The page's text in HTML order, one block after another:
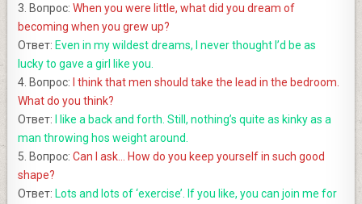
3. Вопрос:When you were little, what did you dream of
becoming when you grew up?
Ответ:Even in my wildest dreams, I never thought I’d be as
lucky to gave a girl like you.
4. Вопрос:I think that men should take the lead in the bedroom.
What do you think?
Ответ:I like a back and forth. Still, nothing’s quite as kinky as a
man throwing hos weight around.
5. Вопрос:Can I ask… How do you keep yourself in such good
shape?
Ответ:Lots and lots of ‘exercise’. If you like, you can join me for